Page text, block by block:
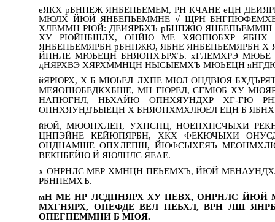
еЯКХ рБНПЕЖ ЯНБЕПЬЕМЕМ, РН КЧАНЕ еЦН
МЮЛХ ЙЮЙ ЯНБЕПЬЕММНЕ √ ЩРН
ХЛЕММН РЮЙ: ДЕИЯРБХЪ рБНПЖЮ ЯНБЕПЬЕММШ
ХУ РЮЙНБШЛХ, ОНЙЮ МЕ ХЯОПЮБХР ЯБНХ
ЯНБЕПЬЕМЯРБН рБНПЖЮ, ЯБНЕ ЯНБЕПЬЕМЯРБН
ЙПНЛЕ МЮЬЕЦН БНЯОПХЪРХЪ. хГЛЕМХРЭ
дНЯРХВЭ ХЯРХММНЦН НЫСЫЕМХЪ МЮЬЕЦН
йЯРЮРХ, Х Б МЮЬЕЛ ЛХПЕ МЮЛ ОНДВЮЯ
МЕЯОПЮБЕДКХБШЕ, МН ГЮРЕЛ, СГМЮБ ХУ
НАПЮГНЛ, НЬХАЙЮ ОПНХЯУНДХР ХГ-ГЮ
ОПНХЯУНДЪЫЕЦН Х БНЯОПХМХЛЮЕЛ ЕЦН Б
йЮЙ, МЮОПХЛЕП, УХПСПЦ, НОЕПХПСЧЫХИ
ЦНПЭЙНЕ КЕЙЮПЯРБН, ХКХ ФЕКЮЧЫХИ
ОНДНАМШЕ ОПХЛЕПШ, ЙЮФСЫХЕЯЪ
ВЕКНБЕЙЮ Й ЯЮЛНЛС ЯЕАЕ.
х ОНРНЛС МЕР ХМНЦН ПЕЬЕМХЪ, ЙЮЙ
РБНПЕМХЪ.
мН МЕ НР ЛСДПНЯРХ ХУ ПЕВХ, ОНРНЛС ЙЮЙ
МХГНЯРХ, ОПЕФДЕ ВЕЛ ПЕЬХЛ, ВРН ЛШ
ОПЕГПЕММНИ Б МЮЯ.